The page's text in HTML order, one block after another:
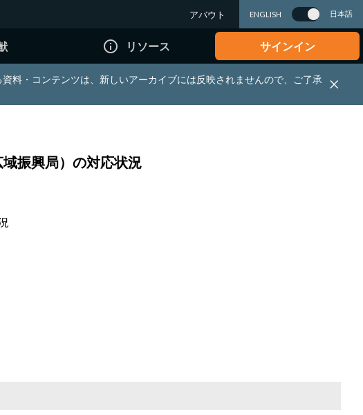
アバウト ENGLISH 日本語
info_outline リソース サインイン
料・コンテンツは、新しいアーカイブには反映されませんので、ご了承
振興局）の対応状況